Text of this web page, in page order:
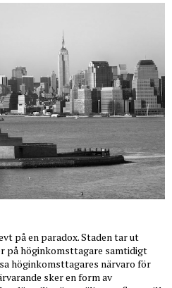
på en paradox. Staden tar ut
på höginkomsttagare samtidigt
höginkomsttagares närvaro för
sker en form av